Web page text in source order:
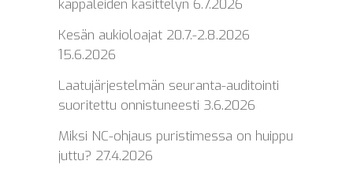
kappaleiden käsittelyn 6.7.2026
Kesän aukioloajat 20.7.-2.8.2026
15.6.2026
Laatujärjestelmän seuranta-auditointi
suoritettu onnistuneesti 3.6.2026
Miksi NC-ohjaus puristimessa on huippu
juttu? 27.4.2026